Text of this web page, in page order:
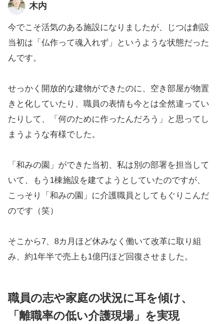
木内
今でこそ活気のある施設になりましたが、じつは創設
当初は「仏作って魂入れず」というような状態だった
んです。
せっかく開放的な建物ができたのに、空き部屋が物置
きと化していたり、職員の表情も今とは全然違ってい
たりして、「何のために作ったんだろう」と思ってし
まうような有様でした。
「和みの園」ができた当初、私は別の部署を担当して
いて、もう1棟施設を建てようとしていたのですが、
こっそり「和みの園」に介護職員としてもぐりこんだ
のです（笑）
そこから7、8カ月ほど休みなく働いて改革に取り組
み、約1年半で売上も1億円ほど回復させました。
職員の志や家庭の状況に耳を傾け、
「離職率の低い介護現場」を実現